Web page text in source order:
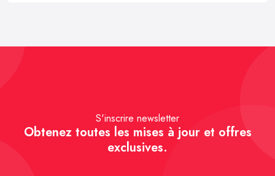
S'inscrire newsletter
Obtenez toutes les mises à jour et offres
exclusives.